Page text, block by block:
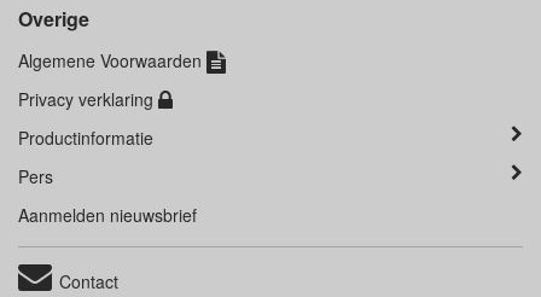
Overige
Algemene Voorwaarden
Privacy verklaring
Productinformatie
Pers
Aanmelden nieuwsbrief
Contact